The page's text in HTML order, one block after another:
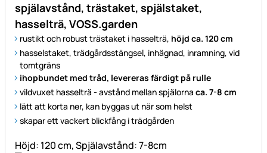
spjälavstånd, trästaket, spjälstaket,
hasselträ, VOSS.garden
rustikt och robust trästaket i hasselträ, höjd ca. 120 cm
hasselstaket, trädgårdsstängsel, inhägnad, inramning, vid
tomtgräns
ihopbundet med tråd, levereras färdigt på rulle
vildvuxet hasselträ - avstånd mellan spjälorna ca. 7-8 cm
lätt att korta ner, kan byggas ut när som helst
skapar ett vackert blickfång i trädgården
Höjd: 120 cm, Spjälavstånd: 7-8cm